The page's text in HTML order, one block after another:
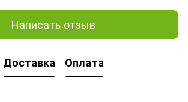
Написать отзыв
Доставка Оплата